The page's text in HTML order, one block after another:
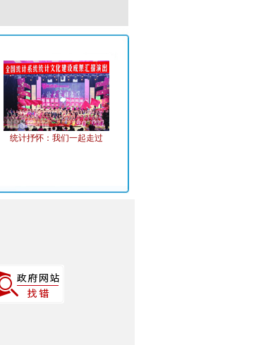
统计抒怀：我们一起走过